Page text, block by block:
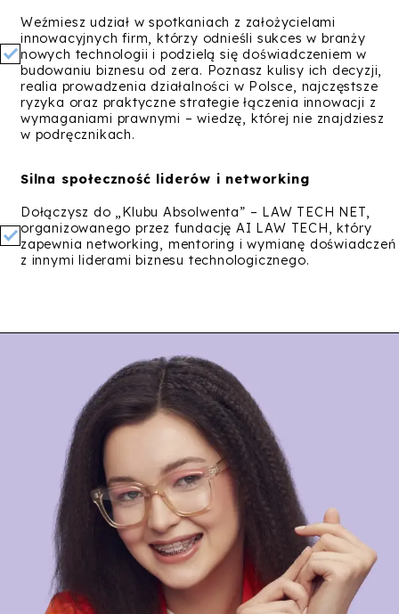
Weźmiesz udział w spotkaniach z założycielami
innowacyjnych firm, którzy odnieśli sukces w branży
nowych technologii i podzielą się doświadczeniem w
budowaniu biznesu od zera. Poznasz kulisy ich decyzji,
realia prowadzenia działalności w Polsce, najczęstsze
ryzyka oraz praktyczne strategie łączenia innowacji z
wymaganiami prawnymi – wiedzę, której nie znajdziesz
w podręcznikach.
Silna społeczność liderów i networking
Dołączysz do „Klubu Absolwenta” – LAW TECH NET,
organizowanego przez fundację AI LAW TECH, który
zapewnia networking, mentoring i wymianę doświadczeń
z innymi liderami biznesu technologicznego.